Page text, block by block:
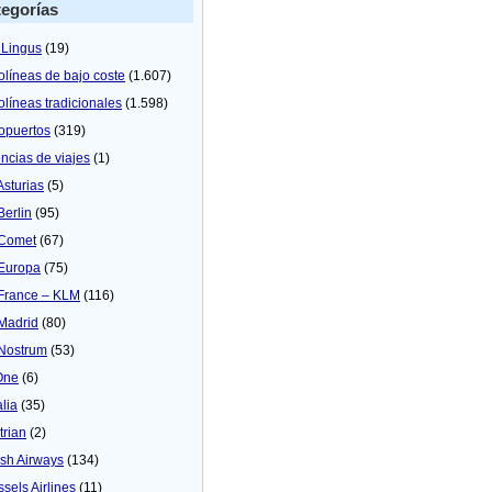
(19)
de bajo coste (1.607)
tradicionales (1.598)
(319)
de viajes (1)
(5)
(95)
(67)
(75)
– KLM (116)
(80)
(53)
(6)
(35)
(2)
Airways (134)
Airlines (11)